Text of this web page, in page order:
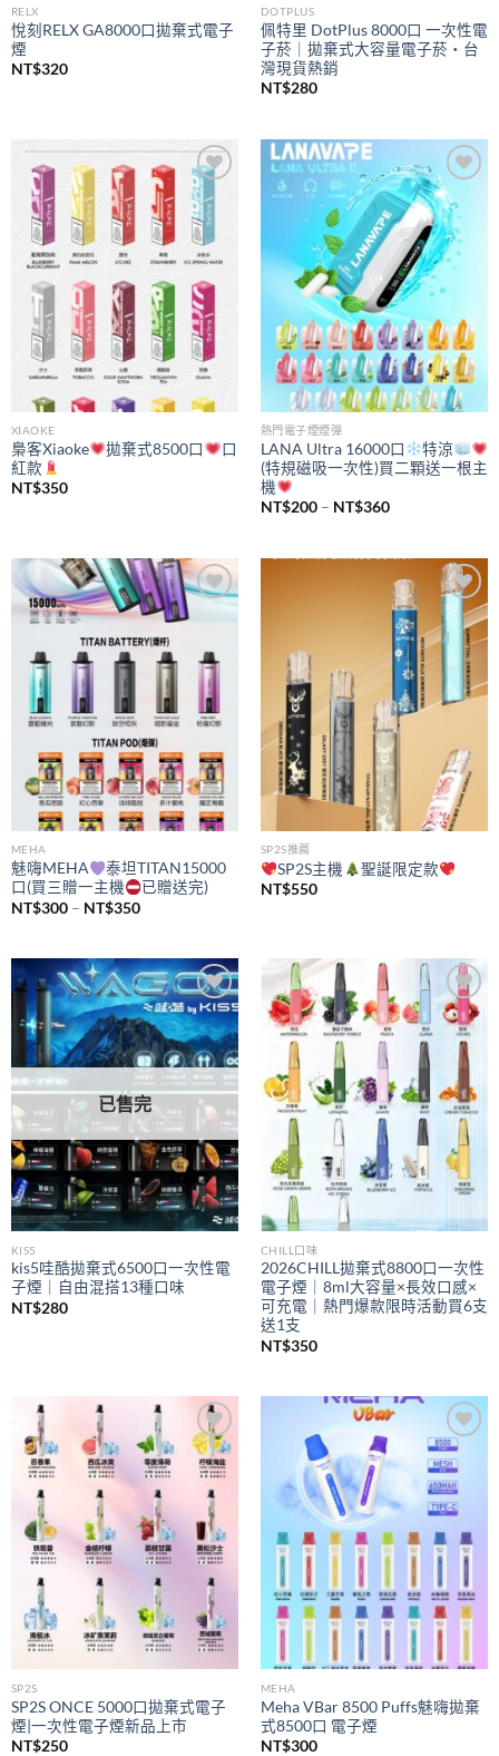
RELX
悅刻RELX GA8000口拋棄式電子
煙
NT$320
DOTPLUS
佩特里 DotPlus 8000口 一次性電
子菸｜拋棄式大容量電子菸・台
灣現貨熱銷
NT$280
Add to
wishlist
XIAOKE
梟客Xiaoke 拋棄式8500口
口
紅款
NT$350
Add to
wishlist
熱門電子煙煙彈
LANA Ultra 16000口
特涼
(特規磁吸一次性)買二顆送一根主
機
NT$200 – NT$360價
NT$200
到
NT$360
Add to
MEHA
魅嗨MEHA
泰坦TITAN15000
口(買三贈一主機
已贈送完)
NT$300 – NT$350價
NT$300
到
NT$350
Add to
wishlist
SP2S推薦
SP2S主機
聖誕限定款
NT$550
Add to
wishlist
已售完
KIS5
kis5哇酷拋棄式6500口一次性電
子煙｜自由混搭13種口味
NT$280
Add to
wishlist
CHILL口味
2026CHILL拋棄式8800口一次性
電子煙｜8ml大容量×長效口感×
可充電｜熱門爆款限時活動買6支
送1支
NT$350
Add to
wishlist
SP2S
SP2S ONCE 5000口拋棄式電子
煙|一次性電子煙新品上市
NT$250
Add to
wishlist
MEHA
Meha VBar 8500 Puffs魅嗨拋棄
式8500口 電子煙
NT$300